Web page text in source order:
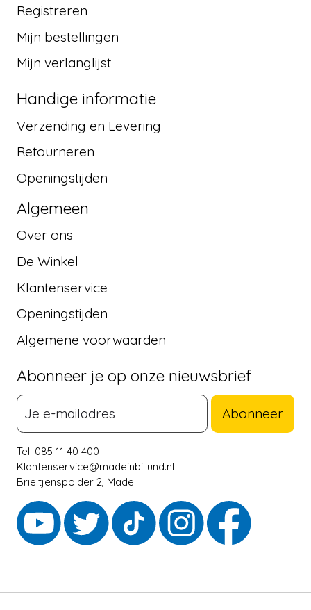
Registreren
Mijn bestellingen
Mijn verlanglijst
Handige informatie
Verzending en Levering
Retourneren
Openingstijden
Algemeen
Over ons
De Winkel
Klantenservice
Openingstijden
Algemene voorwaarden
Abonneer je op onze nieuwsbrief
Abonneer
Tel. 085 11 40 400
Klantenservice@madeinbillund.nl
Brieltjenspolder 2, Made